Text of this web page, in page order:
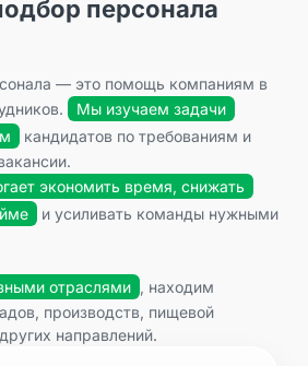
персонала
— это помощь компаниям в
Мы изучаем задачи
кандидатов по требованиям и
экономить время, снижать
и усиливать команды нужными
отраслями , находим
производств, пищевой
направлений.